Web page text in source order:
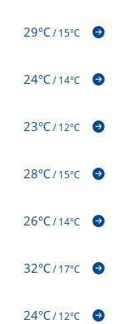
29°C/15°C
24°C/14°C
23°C/12°C
28°C/15°C
26°C/14°C
32°C/17°C
24°C/12°C